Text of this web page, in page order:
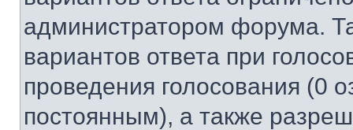
администратором форума.
вариантов ответа при
проведения голосования (0
постоянным), а также